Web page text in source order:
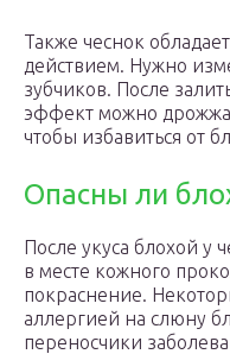
Также чеснок
действием. Нужно
зубчиков. После
эффект можно
чтобы избавиться от
Опасны ли
После укуса блохой у
в месте кожного
покраснение.
аллергией на слюну
переносчики